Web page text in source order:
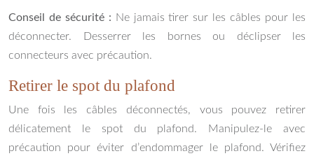
Conseil de sécurité : Ne jamais tirer sur les câbles pour les
déconnecter. Desserrer les bornes ou déclipser les
connecteurs avec précaution.
Retirer le spot du plafond
Une fois les câbles déconnectés, vous pouvez retirer
délicatement le spot du plafond. Manipulez-le avec
précaution pour éviter d’endommager le plafond. Vérifiez